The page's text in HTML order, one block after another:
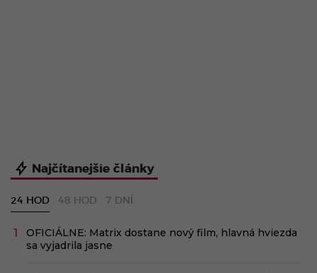
Najčítanejšie články
24 HOD 48 HOD 7 DNÍ
OFICIÁLNE: Matrix dostane nový film, hlavná hviezda
sa vyjadrila jasne